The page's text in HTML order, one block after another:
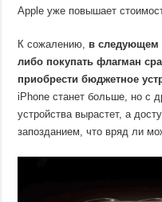
Apple уже повышает
К сожалению, в следующем
либо покупать флагман
приобрести бюджетное
iPhone станет больше, но с
устройства вырастет, а
запозданием, что вряд ли